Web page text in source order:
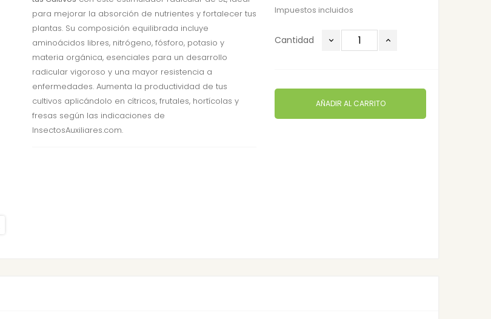
Impuestos incluidos
Cantidad
AÑADIR AL CARRITO
para mejorar la absorción de nutrientes y fortalecer tus
plantas. Su composición equilibrada incluye
aminoácidos libres, nitrógeno, fósforo, potasio y
materia orgánica, esenciales para un desarrollo
radicular vigoroso y una mayor resistencia a
enfermedades. Aumenta la productividad de tus
cultivos aplicándolo en cítricos, frutales, hortícolas y
fresas según las indicaciones de
InsectosAuxiliares.com.